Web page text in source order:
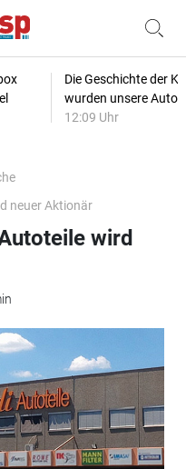
Die Geschichte der
wurden unsere
12:09 Uhr
neuer Aktionär
wird